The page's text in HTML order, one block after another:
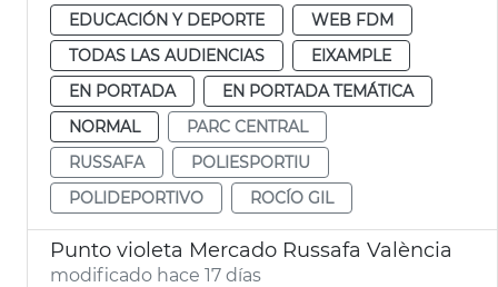
EDUCACIÓN Y DEPORTE
WEB FDM
TODAS LAS AUDIENCIAS
EIXAMPLE
EN PORTADA
EN PORTADA TEMÁTICA
NORMAL
PARC CENTRAL
RUSSAFA
POLIESPORTIU
POLIDEPORTIVO
ROCÍO GIL
Punto violeta Mercado Russafa València
modificado hace 17 días